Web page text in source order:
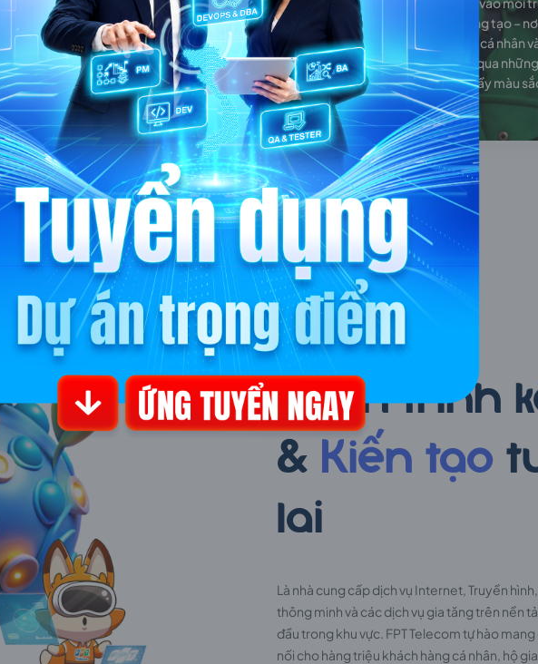
hiện đại, nơi bạn được làm việc
với những giải pháp tiên tiến và
cùng kiến tạo nên hành trình kết
nối không giới hạn.
trung, sáng tạo –
huy giá trị cá nhân
đồng đội qua
văn hóa đầy màu
vui.
FPT Telecom
Hành trình
&Kiến tạo
lai
Là nhà cung cấp dịch vụ Internet, Truyền
thông minh và các dịch vụ gia tăng trên nền
đầu trong khu vực. FPT Telecom tự hào
nối cho hàng triệu khách hàng cá nhân, hộ